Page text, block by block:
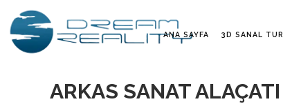
ANA SAYFA 3D SANAL TUR
ARKAS SANAT ALAÇATI